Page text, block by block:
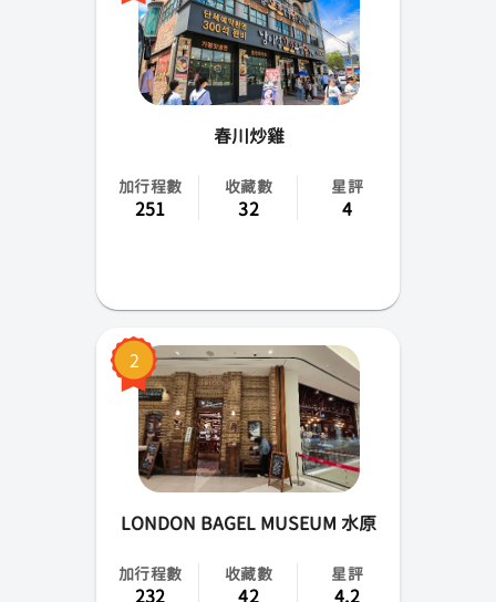
忠清南北道
慶尚南北道
江原道
春川炒雞
加行程數
251
收藏數
32
星評
4
2
LONDON BAGEL MUSEUM 水原
加行程數
232
收藏數
42
星評
4.2